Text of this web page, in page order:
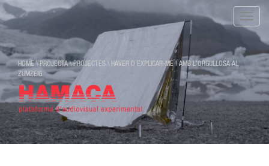
Toggle
HOME\ PROJECTA\PROJECTES \ HAVER D'EXPLICAR-ME | AMB L'ORGULLOSA AL
ZUMZEIG